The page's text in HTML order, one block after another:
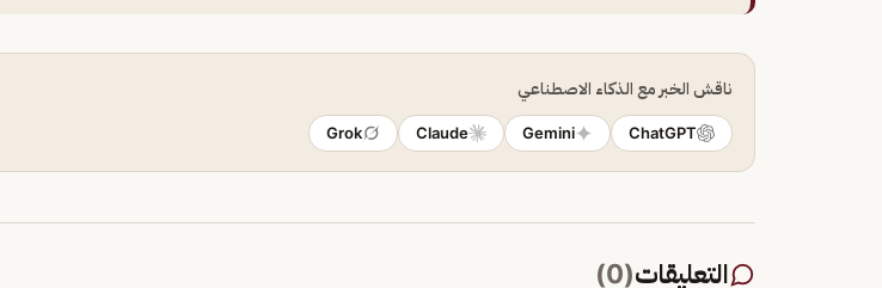
ناقش الخبر مع الذكاء الاصطناعي
ChatGPT
Gemini
Claude
Grok
التعليقات(
0
)